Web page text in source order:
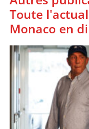
Toute
Monaco en